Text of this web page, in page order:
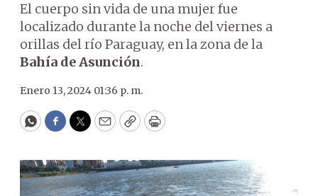
El cuerpo sin vida de una mujer fue
localizado durante la noche del viernes a
orillas del río Paraguay, en la zona de la
Bahía de Asunción.
Enero 13, 2024 01:36 p. m.
WhatsApp
Facebook
Twitter
EmailCopyPrint